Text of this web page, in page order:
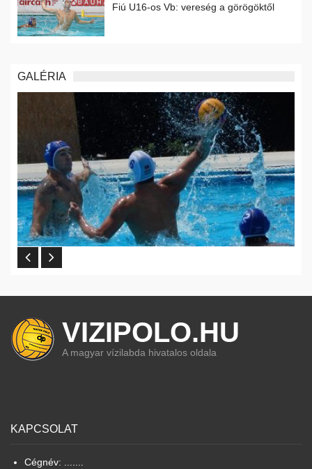
Fiú U16-os Vb: vereség a görögöktől
GALÉRIA
VIZIPOLO.HU
A magyar vízilabda hivatalos oldala
KAPCSOLAT
Cégnév: .......